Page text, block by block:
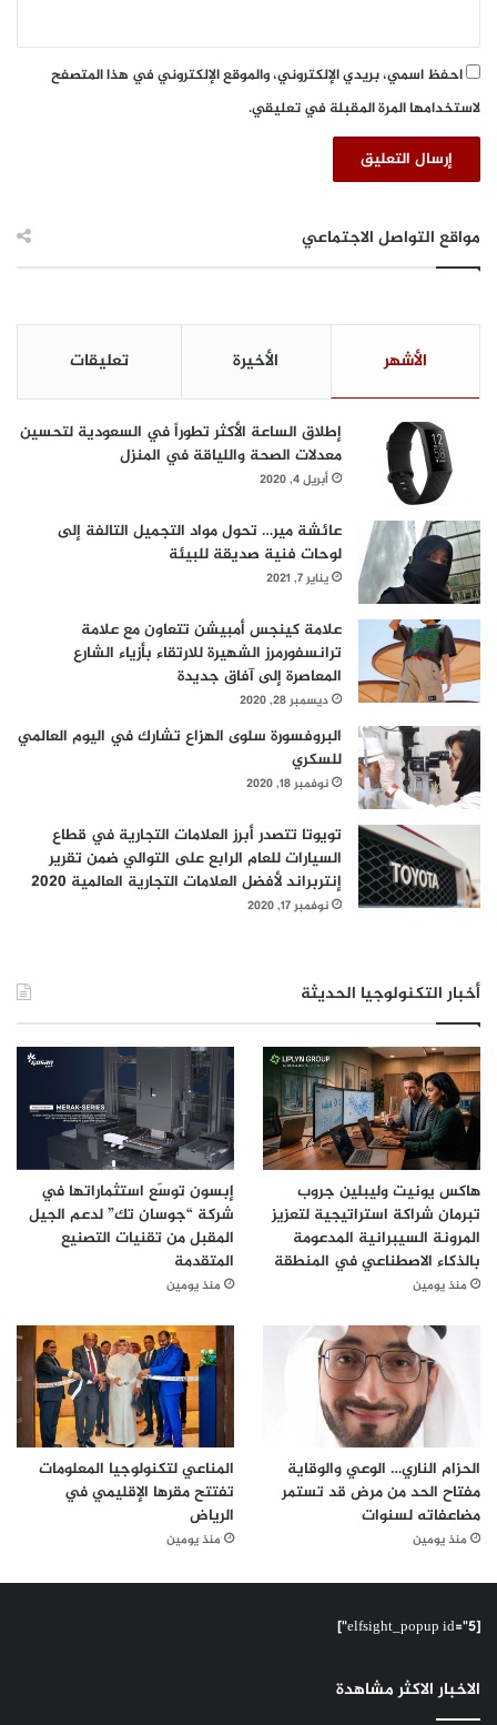
احفظ اسمي، بريدي الإلكتروني، والموقع الإلكتروني في هذا المتصفح
لاستخدامها المرة المقبلة في تعليقي.
مواقع التواصل الاجتماعي
الأشهر الأخيرة تعليقات
إطلاق الساعة الأكثر تطوراً في السعودية لتحسين
معدلات الصحة واللياقة في المنزل
أبريل 4, 2020
عائشة مير… تحول مواد التجميل التالفة إلى
لوحات فنية صديقة للبيئة
يناير 7, 2021
علامة كينجس أمبيشن تتعاون مع علامة
ترانسفورمرز الشهيرة للارتقاء بأزياء الشارع
المعاصرة إلى آفاق جديدة
ديسمبر 28, 2020
البروفسورة سلوى الهزاع تشارك في اليوم العالمي
للسكري
نوفمبر 18, 2020
تويوتا تتصدر أبرز العلامات التجارية في قطاع
السيارات للعام الرابع على التوالي ضمن تقرير
إنتربراند لأفضل العلامات التجارية العالمية 2020
نوفمبر 17, 2020
أخبار التكنولوجيا الحديثة
هاكس يونيت وليبلين جروب
تبرمان شراكة استراتيجية لتعزيز
المرونة السيبرانية المدعومة
بالذكاء الاصطناعي في المنطقة
منذ يومين
إبسون توسّع استثماراتها في
شركة “جوسان تك” لدعم الجيل
المقبل من تقنيات التصنيع
المتقدمة
منذ يومين
الحزام الناري… الوعي والوقاية
مفتاح الحد من مرض قد تستمر
مضاعفاته لسنوات
منذ يومين
المناعي لتكنولوجيا المعلومات
تفتتح مقرها الإقليمي في
الرياض
منذ يومين
[elfsight_popup id="5"]
الاخبار الاكثر مشاهدة